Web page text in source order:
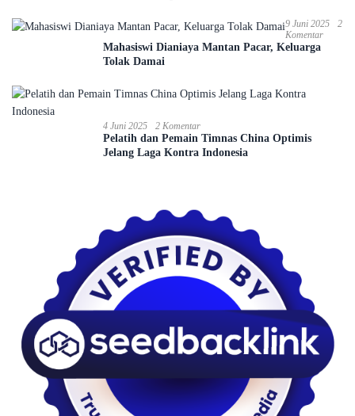
9 Juni 2025
2
Komentar
Mahasiswi Dianiaya Mantan Pacar, Keluarga
Tolak Damai
4 Juni 2025 2 Komentar
Pelatih dan Pemain Timnas China Optimis
Jelang Laga Kontra Indonesia